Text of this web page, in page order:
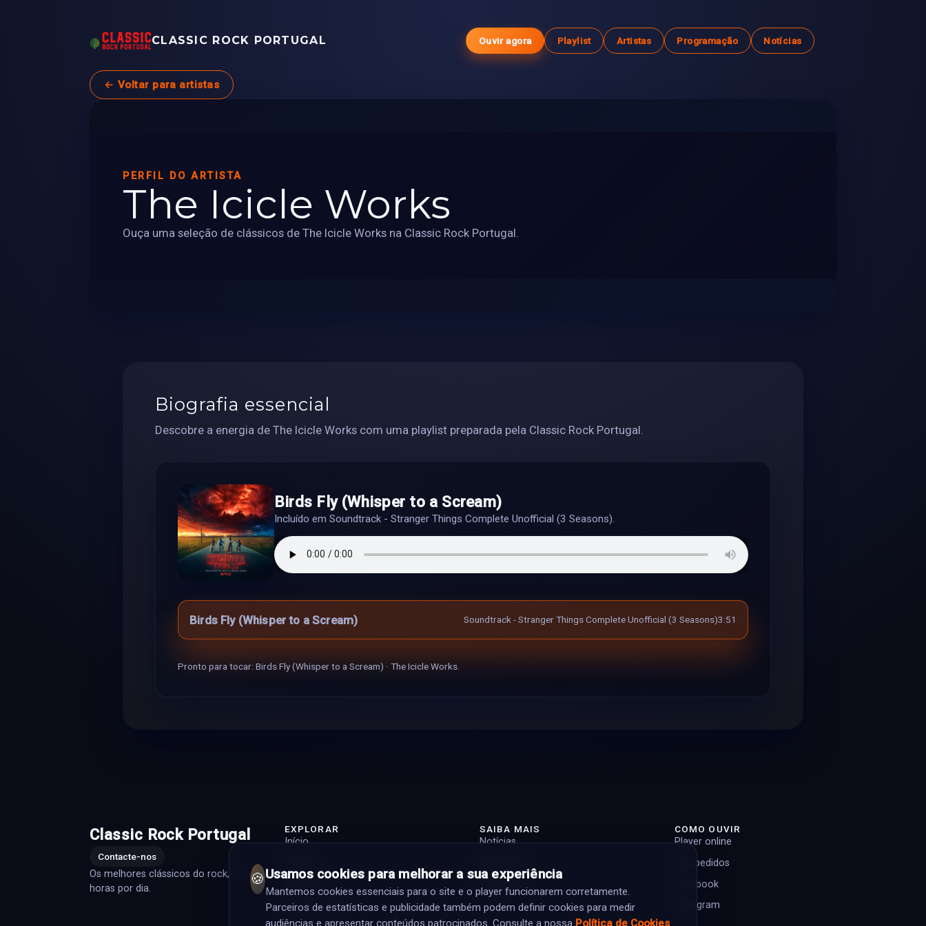
CLASSIC ROCK PORTUGAL Ouvir agora Playlist Artistas Programação Notícias
← Voltar para artistas
PERFIL DO ARTISTA
The Icicle Works
Ouça uma seleção de clássicos de The Icicle Works na Classic Rock Portugal.
Biografia essencial
Descobre a energia de The Icicle Works com uma playlist preparada pela Classic Rock Portugal.
Birds Fly (Whisper to a Scream)
Incluído em Soundtrack - Stranger Things Complete Unofficial (3 Seasons).
Birds Fly (Whisper to a Scream) Soundtrack - Stranger Things Complete Unofficial (3 Seasons)3:51
Pronto para tocar: Birds Fly (Whisper to a Scream) · The Icicle Works.
Classic Rock Portugal
Contacte-nos
Os melhores clássicos do rock, 24
horas por dia.
EXPLORAR
Início
Programação
SAIBA MAIS
Notícias
Contacto
COMO OUVIR
Player online
Top pedidos
Facebook
Instagram
🍪Usamos cookies para melhorar a sua experiência
Mantemos cookies essenciais para o site e o player funcionarem corretamente.
Parceiros de estatísticas e publicidade também podem definir cookies para medir
audiências e apresentar conteúdos patrocinados. Consulte a nossa Política de Cookies